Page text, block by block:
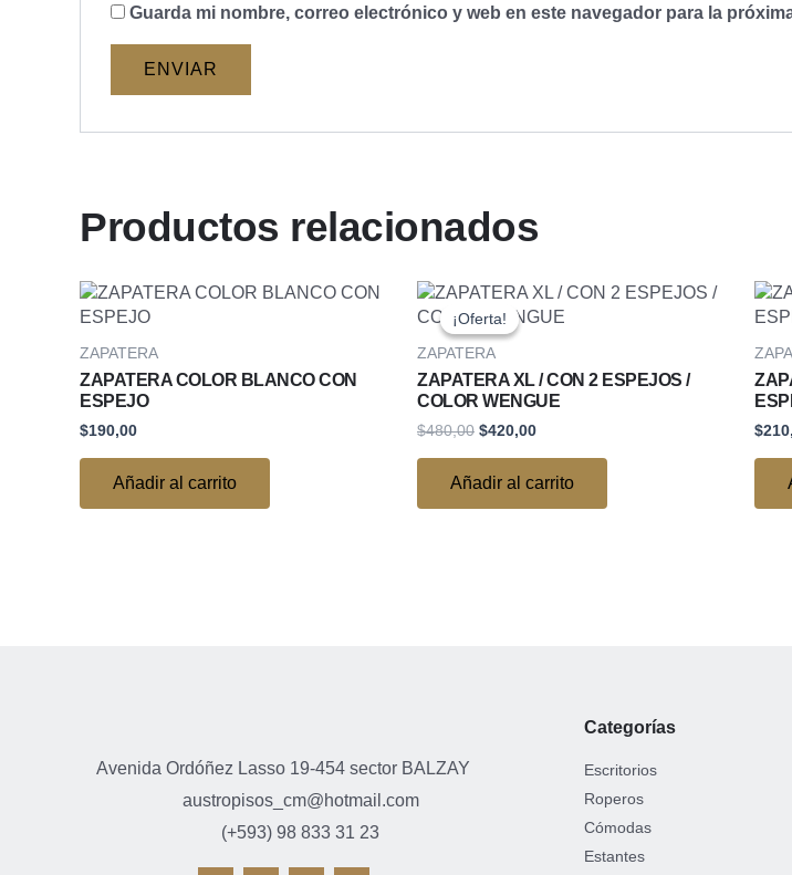
Guarda mi nombre, correo electrónico y web en este navegador para la
Productos relacionados
ZAPATERA
ZAPATERA COLOR BLANCO CON
ESPEJO
$190,00
Añadir al carrito
¡Oferta!
¡Oferta!
ZAPATERA
ZAPATERA XL / CON 2 ESPEJOS /
COLOR WENGUE
$480,00
El
precio
original
era:
$480,00.
$420,00
El
precio
$420,00.
Añadir al carrito
$
Avenida Ordóñez Lasso 19-454 sector BALZAY
austropisos_cm@hotmail.com
(+593) 98 833 31 23
Categorías
Escritorios
Roperos
Cómodas
Estantes